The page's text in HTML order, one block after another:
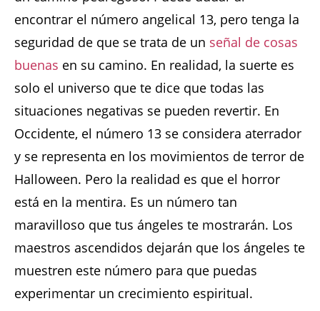
encontrar el número angelical 13, pero tenga la
seguridad de que se trata de un señal de cosas
buenas en su camino. En realidad, la suerte es
solo el universo que te dice que todas las
situaciones negativas se pueden revertir. En
Occidente, el número 13 se considera aterrador
y se representa en los movimientos de terror de
Halloween. Pero la realidad es que el horror
está en la mentira. Es un número tan
maravilloso que tus ángeles te mostrarán. Los
maestros ascendidos dejarán que los ángeles te
muestren este número para que puedas
experimentar un crecimiento espiritual.